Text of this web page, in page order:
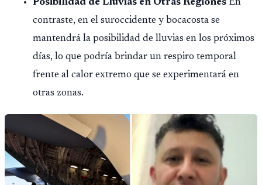
Posibilidad de Lluvias en Otras Regiones En
contraste, en el suroccidente y bocacosta se
mantendrá la posibilidad de lluvias en los próximos
días, lo que podría brindar un respiro temporal
frente al calor extremo que se experimentará en
otras zonas.